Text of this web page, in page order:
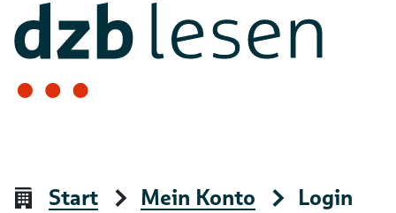
Start Mein Konto Login